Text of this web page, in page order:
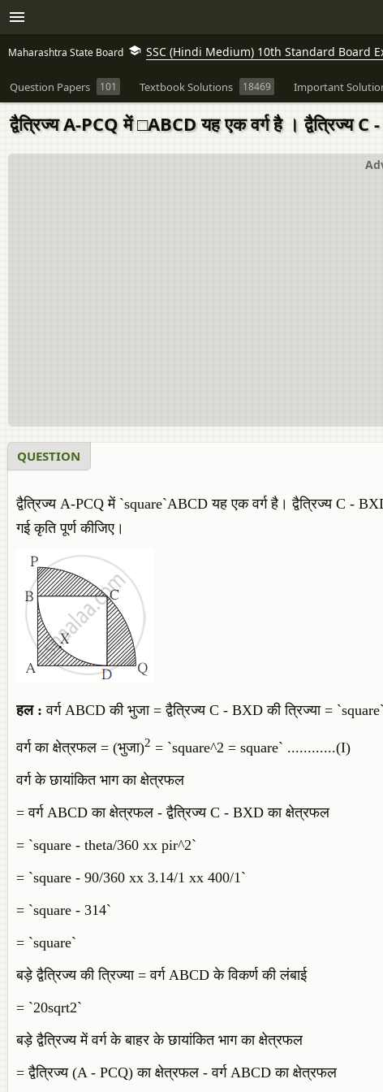
Maharashtra State Board SSC (Hindi Medium) 10th Standard Board
Question Papers 101 Textbook Solutions 18469 Important
द्वैत्रिज्य A-PCQ में □ABCD यह एक वर्ग है । द्वैत्रिज्य C
QUESTION
द्वैत्रिज्य A-PCQ में `square`ABCD यह एक वर्ग है। द्वैत्रिज्य C -
गई कृति पूर्ण कीजिए।
हल : वर्ग ABCD की भुजा = द्वैत्रिज्य C - BXD की त्रिज्या =
वर्ग का क्षेत्रफल = (भुजा)2 = `square^2 = square` ............(I)
वर्ग के छायांकित भाग का क्षेत्रफल
= वर्ग ABCD का क्षेत्रफल - द्वैत्रिज्य C - BXD का क्षेत्रफल
= `square - theta/360 xx pir^2`
= `square - 90/360 xx 3.14/1 xx 400/1`
= `square - 314`
= `square`
बड़े द्वैत्रिज्य की त्रिज्या = वर्ग ABCD के विकर्ण की लंबाई
= `20sqrt2`
बड़े द्वैत्रिज्य में वर्ग के बाहर के छायांकित भाग का क्षेत्रफल
= द्वैत्रिज्य (A - PCQ) का क्षेत्रफल - वर्ग ABCD का क्षेत्रफल